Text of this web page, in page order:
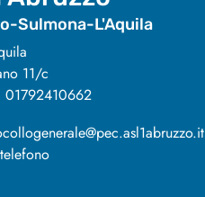
Sulmona-L'Aquila
11/c
01792410662